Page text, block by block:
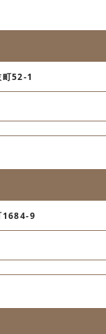
52-1
1684-9